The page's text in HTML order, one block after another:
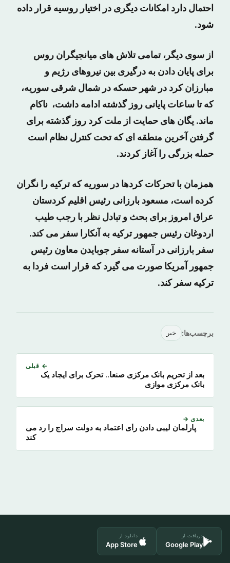
احتمال دارد امکانات دیگری در اختیار روسیه قرار داده
شود.
از سوی دیگر، تمامی تلاش های میانجیگران روس
برای پایان دادن به درگیری بین نیروهای رژیم و
مبارزان کرد در شهر حسکه در شمال شرقی سوریه،
که تا ساعات پایانی روز گذشته ادامه داشت، ناکام
ماند. یگان های حمایت از ملت کرد روز گذشته برای
گرفتن آخرین منطقه ای که تحت کنترل نظام است
حمله بزرگی را آغاز کردند.
همزمان با تحرکات کردها در سوریه که ترکیه را نگران
کرده است، مسعود بارزانی رئیس اقلیم کردستان
عراق امروز برای بحث و تبادل نظر با رجب طیب
اردوغان رئیس جمهور ترکیه به آنکارا سفر می کند.
سفر بارزانی در آستانه سفر جوبایدن معاون رئیس
جمهور آمریکا صورت می گیرد که قرار است فردا به
ترکیه سفر کند.
برچسب‌ها: خبر
← قبلی
بعد از تحریم بانک مرکزی صنعا.. تحرک برای ایجاد یک
بانک مرکزی موازی
بعدی →
پارلمان لیبی دادن رأی اعتماد به دولت سراج را رد می
کند
دریافت از
Google Play
دانلود از
App Store